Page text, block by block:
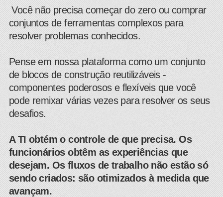
​ Você não precisa começar do zero ou comprar
conjuntos de ferramentas complexos para
resolver problemas conhecidos.
Pense em nossa plataforma como um conjunto
de blocos de construção reutilizáveis -
componentes poderosos e flexíveis que você
pode remixar várias vezes para resolver os seus
desafios.
A TI obtém o controle de que precisa. Os
funcionários obtêm as experiências que
desejam. Os fluxos de trabalho não estão só
sendo criados: são otimizados à medida que
avançam.